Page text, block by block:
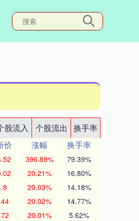
股流入 个股流出
换手率
价 涨幅
换手率
396.89% 79.39%
20.21% 16.80%
20.03% 14.18%
20.02% 14.77%
20.01% 5.62%